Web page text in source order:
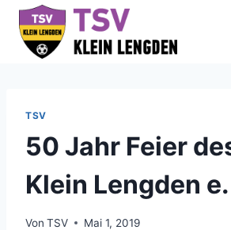
Zum
Inhalt
springen
TSV
50 Jahr Feier
Klein Lengden
Von TSV Mai 1, 2019